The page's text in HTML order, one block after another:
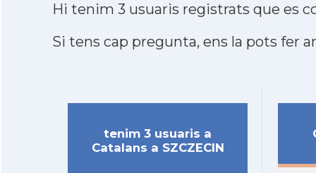
Hi tenim 3 usuaris registrats que es
Si tens cap pregunta, ens la pots fer
tenim 3 usuaris a
Catalans a SZCZECIN